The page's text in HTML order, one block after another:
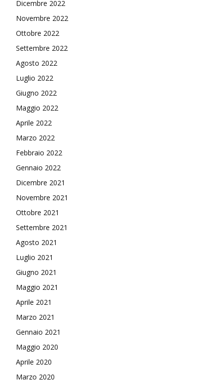
Dicembre 2022
Novembre 2022
Ottobre 2022
Settembre 2022
Agosto 2022
Luglio 2022
Giugno 2022
Maggio 2022
Aprile 2022
Marzo 2022
Febbraio 2022
Gennaio 2022
Dicembre 2021
Novembre 2021
Ottobre 2021
Settembre 2021
Agosto 2021
Luglio 2021
Giugno 2021
Maggio 2021
Aprile 2021
Marzo 2021
Gennaio 2021
Maggio 2020
Aprile 2020
Marzo 2020